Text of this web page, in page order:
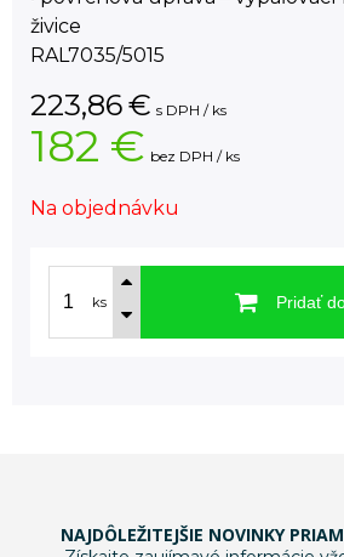
živice
RAL7035/5015
223,86€ s DPH / ks
182 € bez DPH / ks
Na objednávku
ks Pridať
NAJDÔLEŽITEJŠIE NOVINKY